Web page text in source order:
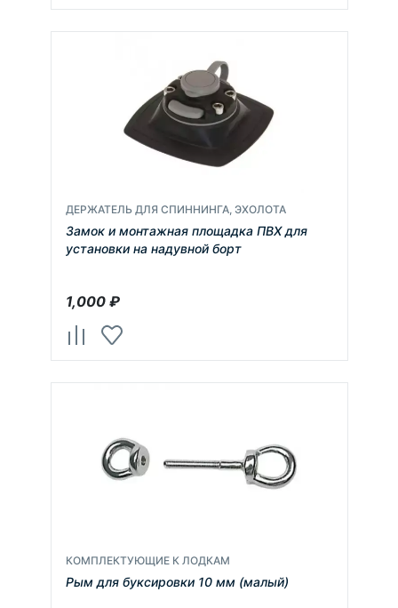
ДЕРЖАТЕЛЬ ДЛЯ СПИННИНГА, ЭХОЛОТА
Замок и монтажная площадка ПВХ для
установки на надувной борт
1,000₽
КОМПЛЕКТУЮЩИЕ К ЛОДКАМ
Рым для буксировки 10 мм (малый)